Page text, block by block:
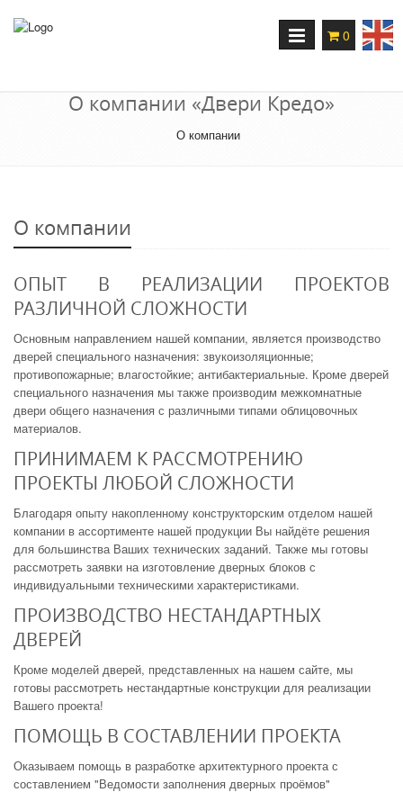
0
Переключение
навигации
О компании «Двери Кредо»
О компании
О компании
ОПЫТ В РЕАЛИЗАЦИИ ПРОЕКТОВ
РАЗЛИЧНОЙ СЛОЖНОСТИ
Основным направлением нашей компании, является производство
дверей специального назначения: звукоизоляционные;
противопожарные; влагостойкие; антибактериальные. Кроме дверей
специального назначения мы также производим межкомнатные
двери общего назначения с различными типами облицовочных
материалов.
ПРИНИМАЕМ К РАССМОТРЕНИЮ
ПРОЕКТЫ ЛЮБОЙ СЛОЖНОСТИ
Благодаря опыту накопленному конструкторским отделом нашей
компании в ассортименте нашей продукции Вы найдёте решения
для большинства Ваших технических заданий. Также мы готовы
рассмотреть заявки на изготовление дверных блоков с
индивидуальными техническими характеристиками.
ПРОИЗВОДСТВО НЕСТАНДАРТНЫХ
ДВЕРЕЙ
Кроме моделей дверей, представленных на нашем сайте, мы
готовы рассмотреть нестандартные конструкции для реализации
Вашего проекта!
ПОМОЩЬ В СОСТАВЛЕНИИ ПРОЕКТА
Оказываем помощь в разработке архитектурного проекта с
составлением "Ведомости заполнения дверных проёмов"